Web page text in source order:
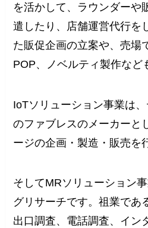
を活かして、ラウンダーや
遣したり、店舗運営代行を
た販促企画の立案や、売場
POP、ノベルティ製作など
IoTソリューション事業は
のファブレスのメーカーと
ージの企画・製造・販売を
そしてMRソリューション
グリサーチです。祖業であ
出口調査、電話調査、イン